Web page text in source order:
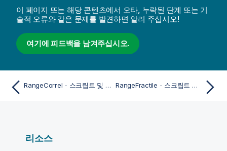
이 페이지 또는 해당 콘텐츠에서 오타, 누락된 단계 또는 기
술적 오류와 같은 문제를 발견하면 알려 주십시오!
여기에 피드백을 남겨주십시오.
RangeCorrel - 스크립트 및 차트 함수 RangeFractile - 스크립트 및 차트 함수
리소스